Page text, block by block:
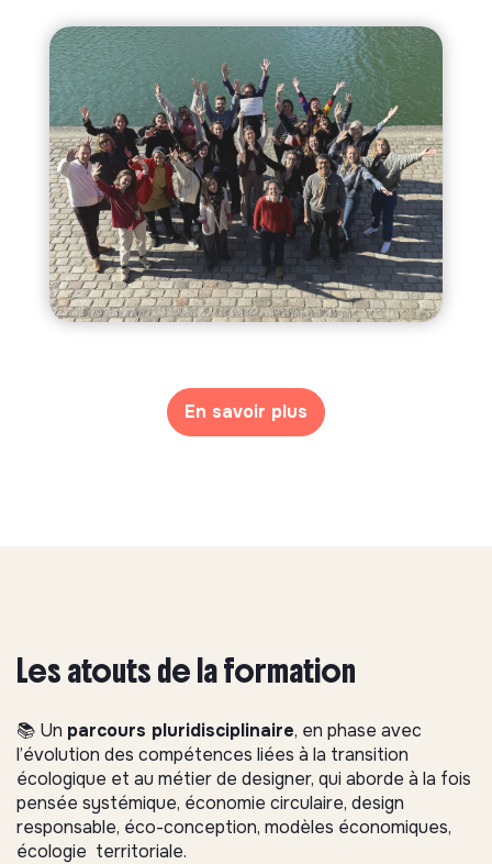
En savoir plus
Les atouts de la formation
📚 Un parcours pluridisciplinaire, en phase avec
l’évolution des compétences liées à la transition
écologique et au métier de designer, qui aborde à la fois
pensée systémique, économie circulaire, design
responsable, éco-conception, modèles économiques,
écologie territoriale.